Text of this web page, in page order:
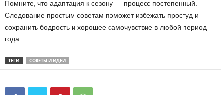
Помните, что адаптация к сезону — процесс постепенный.
Следование простым советам поможет избежать простуд и
сохранить бодрость и хорошее самочувствие в любой период
года.
ТЕГИ СОВЕТЫ И ИДЕИ